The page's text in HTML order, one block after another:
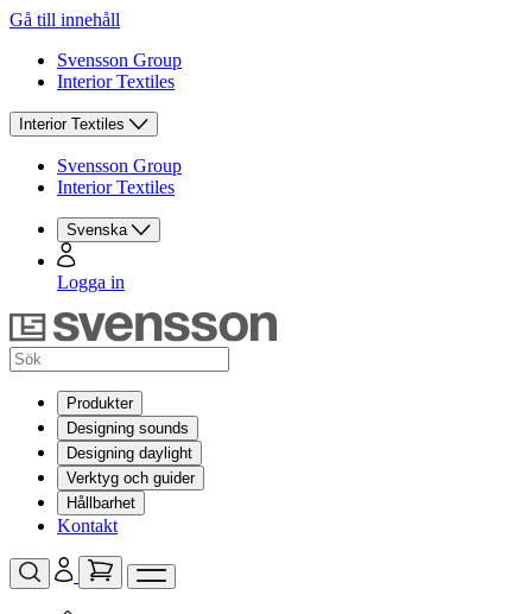
Gå till innehåll
Svensson Group
Interior Textiles
Interior Textiles
Svensson Group
Interior Textiles
Svenska
Logga in
Produkter
Designing sounds
Designing daylight
Verktyg och guider
Hållbarhet
Kontakt